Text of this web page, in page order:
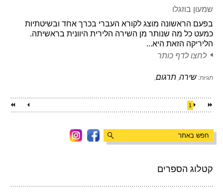
קטלוג הספרים
שמעון בוזגלו
בפעם הראשונה מוצג לקורא העברי בכרך אחד ובשיטתיות
כמעט כל מה שנותר מן השירה הלירית היוונית בראשיתה.
הליריקה הזאת היא...
לחצו לדף כותר
תגיות: שירה תרגום
1